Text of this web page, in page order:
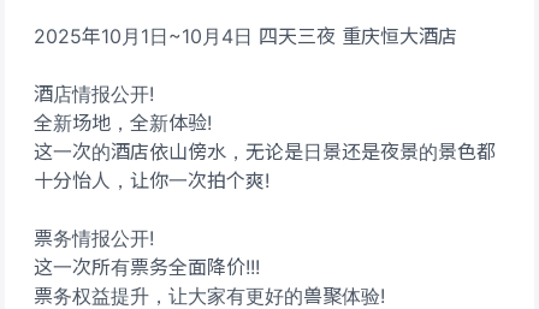
2025年10月1日~10月4日 四天三夜 重庆恒大酒店
酒店情报公开!
全新场地，全新体验!
这一次的酒店依山傍水，无论是日景还是夜景的景色都
十分怡人，让你一次拍个爽!
票务情报公开!
这一次所有票务全面降价!!!
票务权益提升，让大家有更好的兽聚体验!